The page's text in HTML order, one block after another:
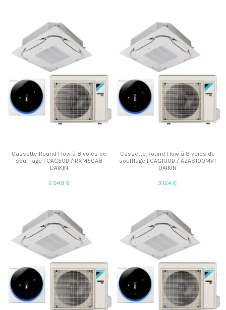
Cassette Round Flow à 8 voies de
soufflage FCAG50B / RXM50A8
DAIKIN
2 949 €
Cassette Round Flow à 8 voies de
soufflage FCAG100B / AZAS100MV1
DAIKIN
3 124 €